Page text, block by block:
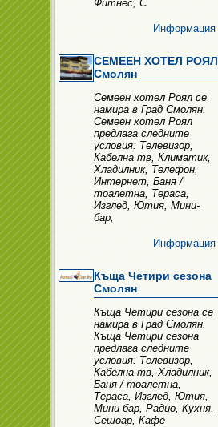
Фитнес, С
Информация
СЕМЕЕН ХОТЕЛ РОЯЛ
Смолян
Семеен хотел Роял се
намира в Град Смолян.
Семеен хотел Роял
предлага следните
условия: Телевизор,
Кабелна тв, Климатик,
Хладилник, Телефон,
Интернет, Баня /
тоалетна, Тераса,
Изглед, Ютия, Мини-
бар,
Информация
Къща Четири сезона
Смолян
Къща Четири сезона се
намира в Град Смолян.
Къща Четири сезона
предлага следните
условия: Телевизор,
Кабелна тв, Хладилник,
Баня / тоалетна,
Тераса, Изглед, Ютия,
Мини-бар, Радио, Кухня,
Сешоар, Кафе